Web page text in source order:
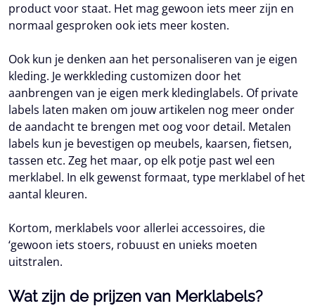
product voor staat. Het mag gewoon iets meer zijn en
normaal gesproken ook iets meer kosten.
Ook kun je denken aan het personaliseren van je eigen
kleding. Je werkkleding customizen door het
aanbrengen van je eigen merk kledinglabels. Of private
labels laten maken om jouw artikelen nog meer onder
de aandacht te brengen met oog voor detail. Metalen
labels kun je bevestigen op meubels, kaarsen, fietsen,
tassen etc. Zeg het maar, op elk potje past wel een
merklabel. In elk gewenst formaat, type merklabel of het
aantal kleuren.
Kortom, merklabels voor allerlei accessoires, die
‘gewoon iets stoers, robuust en unieks moeten
uitstralen.
Wat zijn de prijzen van Merklabels?